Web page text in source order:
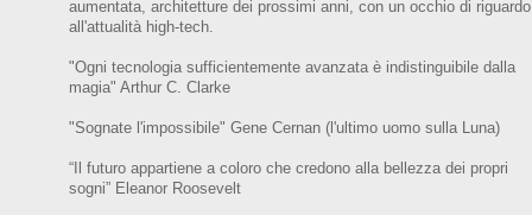
aumentata, architetture dei prossimi anni, con un occhio di riguardo
all'attualità high-tech.
"Ogni tecnologia sufficientemente avanzata è indistinguibile dalla
magia" Arthur C. Clarke
"Sognate l'impossibile" Gene Cernan (l'ultimo uomo sulla Luna)
“Il futuro appartiene a coloro che credono alla bellezza dei propri
sogni” EleanorRoosevelt